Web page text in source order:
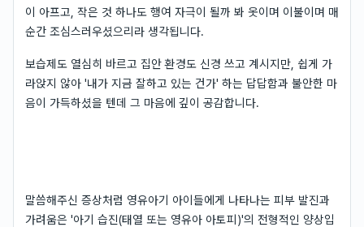
이 아프고, 작은 것 하나도 행여 자극이 될까 봐 옷이며 이불이며 매
순간 조심스러우셨으리라 생각됩니다.
보습제도 열심히 바르고 집안 환경도 신경 쓰고 계시지만, 쉽게 가
라앉지 않아 '내가 지금 잘하고 있는 건가' 하는 답답함과 불안한 마
음이 가득하셨을 텐데 그 마음에 깊이 공감합니다.
말씀해주신 증상처럼 영유아기 아이들에게 나타나는 피부 발진과
가려움은 '아기 습진(태열 또는 영유아 아토피)'의 전형적인 양상입